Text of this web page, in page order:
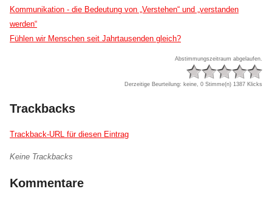
Kommunikation - die Bedeutung von „Verstehen“ und „verstanden
werden“
Fühlen wir Menschen seit Jahrtausenden gleich?
Abstimmungszeitraum abgelaufen.
Derzeitige Beurteilung: keine, 0 Stimme(n) 1387 Klicks
Trackbacks
Trackback-URL für diesen Eintrag
Keine Trackbacks
Kommentare